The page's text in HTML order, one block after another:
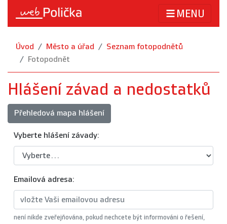
MENU
Úvod Město a úřad
Seznam fotopodnětů
Fotopodnět
Hlášení závad a nedostatků
Přehledová mapa hlášení
Vyberte hlášení závady:
Emailová adresa:
není nikde zveřejňována, pokud nechcete být informováni o řešení,